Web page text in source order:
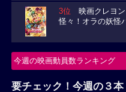
3位 映画クレヨン
怪々！オラの妖怪
今週の映画動員数ランキング
要チェック！今週の３本